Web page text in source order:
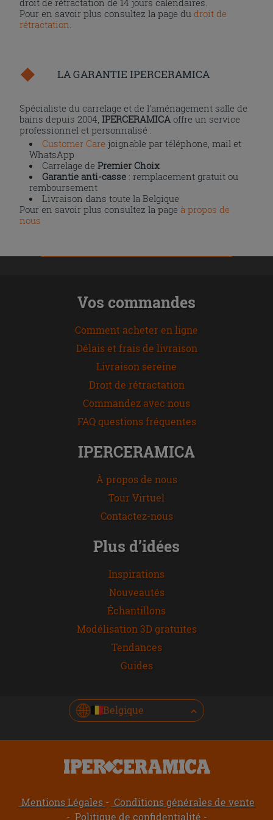
Pour en savoir plus consultez la page dudroit de
rétractation
LA GARANTIE IPERCERAMICA
Spécialiste du carrelage et de l’aménagement salle de
bains depuis 2004,IPERCERAMICA offre un service
professionnel et personnalisé :
Customer Care joignable par téléphone, mail et
WhatsApp
Carrelage dePremier Choix
Garantie anti-casse : remplacement gratuit ou
remboursement
Livraison dans toute la Belgique
Pour en savoir plus consultez la page à propos de
nous
Vos commandes
Comment acheter en ligne
Délais et frais de livraison
Livraison sereine
Droit de rétractation
Commandez avec nous
FAQ questions fréquentes
IPERCERAMICA
À propos de nous
Tour Virtuel
Contactez-nous
Plus d’idées
Inspirations
Nouveautés
Échantillons
Modélisation 3D gratuites
Tendances
Guides
Belgique
Mentions Légales
Conditions générales de vente
Politique de confidentialité